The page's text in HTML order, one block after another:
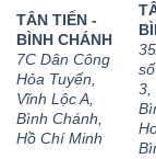
TÂN TIẾN -
BÌNH CHÁNH
7C Dân Công
Hỏa Tuyến,
Vĩnh Lộc A,
Bình Chánh,
Hồ Chí Minh
3,